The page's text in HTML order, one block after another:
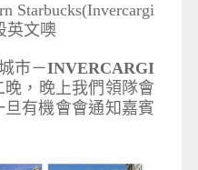
Starbucks(Invercargi
英文噢
市－INVERCARGI
晚，晚上我們領隊會
有機會會通知嘉賓